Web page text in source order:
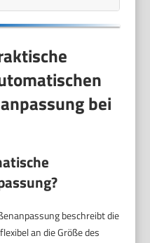
bei
beschreibt die
an die Größe des